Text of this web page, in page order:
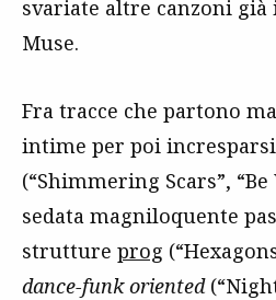
svariate altre canzoni già
Muse.
Fra tracce che partono
intime per poi
(“Shimmering Scars”,
sedata magniloquente
strutture prog
dance-funk oriented